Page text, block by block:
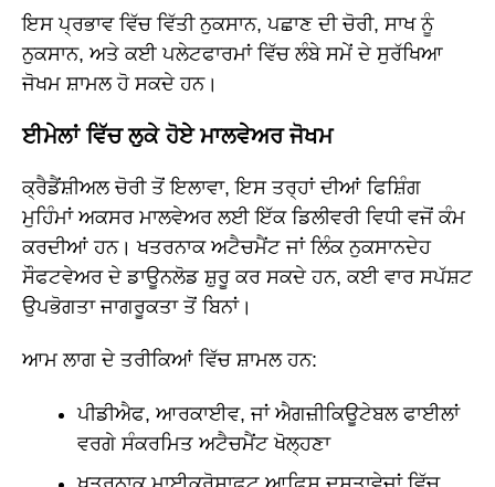
ਇਸ ਪ੍ਰਭਾਵ ਵਿੱਚ ਵਿੱਤੀ ਨੁਕਸਾਨ, ਪਛਾਣ ਦੀ ਚੋਰੀ, ਸਾਖ ਨੂੰ
ਨੁਕਸਾਨ, ਅਤੇ ਕਈ ਪਲੇਟਫਾਰਮਾਂ ਵਿੱਚ ਲੰਬੇ ਸਮੇਂ ਦੇ ਸੁਰੱਖਿਆ
ਜੋਖਮ ਸ਼ਾਮਲ ਹੋ ਸਕਦੇ ਹਨ।
ਈਮੇਲਾਂ ਵਿੱਚ ਲੁਕੇ ਹੋਏ ਮਾਲਵੇਅਰ ਜੋਖਮ
ਕ੍ਰੈਡੈਂਸ਼ੀਅਲ ਚੋਰੀ ਤੋਂ ਇਲਾਵਾ, ਇਸ ਤਰ੍ਹਾਂ ਦੀਆਂ ਫਿਸ਼ਿੰਗ
ਮੁਹਿੰਮਾਂ ਅਕਸਰ ਮਾਲਵੇਅਰ ਲਈ ਇੱਕ ਡਿਲੀਵਰੀ ਵਿਧੀ ਵਜੋਂ ਕੰਮ
ਕਰਦੀਆਂ ਹਨ। ਖਤਰਨਾਕ ਅਟੈਚਮੈਂਟ ਜਾਂ ਲਿੰਕ ਨੁਕਸਾਨਦੇਹ
ਸੌਫਟਵੇਅਰ ਦੇ ਡਾਊਨਲੋਡ ਸ਼ੁਰੂ ਕਰ ਸਕਦੇ ਹਨ, ਕਈ ਵਾਰ ਸਪੱਸ਼ਟ
ਉਪਭੋਗਤਾ ਜਾਗਰੂਕਤਾ ਤੋਂ ਬਿਨਾਂ।
ਆਮ ਲਾਗ ਦੇ ਤਰੀਕਿਆਂ ਵਿੱਚ ਸ਼ਾਮਲ ਹਨ:
ਪੀਡੀਐਫ, ਆਰਕਾਈਵ, ਜਾਂ ਐਗਜ਼ੀਕਿਊਟੇਬਲ ਫਾਈਲਾਂ
ਵਰਗੇ ਸੰਕਰਮਿਤ ਅਟੈਚਮੈਂਟ ਖੋਲ੍ਹਣਾ